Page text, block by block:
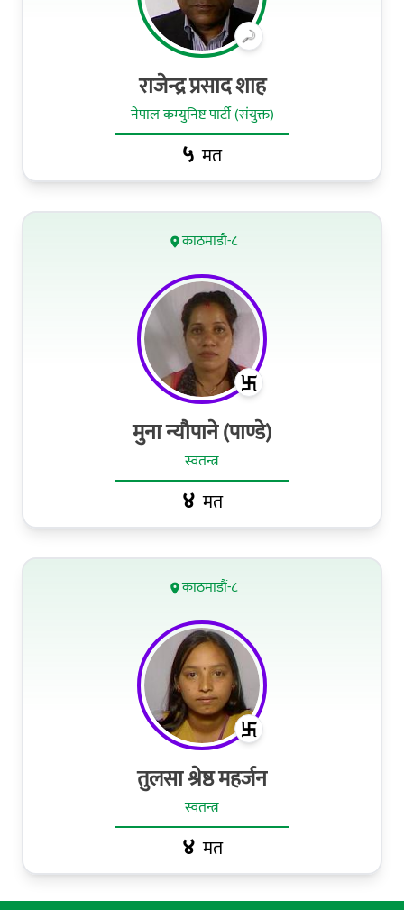
राजेन्द्र प्रसाद शाह
नेपाल कम्युनिष्ट पार्टी (संयुक्त)
५ मत
काठमाडौं-८
मुना न्यौपाने (पाण्डे)
स्वतन्त्र
४ मत
काठमाडौं-८
तुलसा श्रेष्ठ महर्जन
स्वतन्त्र
४ मत